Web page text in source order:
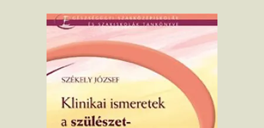
Cégünkről